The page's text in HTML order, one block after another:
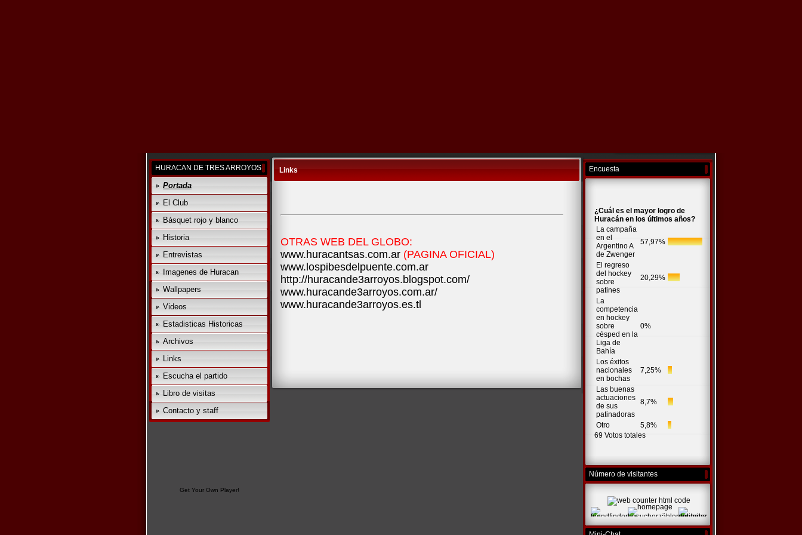
HURACAN DE TRES ARROYOS
Portada
El Club
Básquet rojo y blanco
Historia
Entrevistas
Imagenes de Huracan
Wallpapers
Videos
Estadisticas Historicas
Archivos
Links
Escucha el partido
Libro de visitas
Contacto y staff
Get Your Own Player!
Links
OTRAS WEB DEL GLOBO:
www.huracantsas.com.ar (PAGINA OFICIAL)
www.lospibesdelpuente.com.ar
http://huracande3arroyos.blogspot.com/
www.huracande3arroyos.com.ar/
www.huracande3arroyos.es.tl
Encuesta
¿Cuál es el mayor logro de
Huracán en los últimos años?
La campaña
en el
Argentino A
de Zwenger
57,97%
El regreso
del hockey
sobre
patines
20,29%
La
competencia
en hockey
sobre
césped en la
Liga de
Bahía
0%
Los éxitos
nacionales
en bochas
7,25%
Las buenas
actuaciones
de sus
patinadoras
8,7%
Otro
5,8%
69 Votos totales
Número de visitantes